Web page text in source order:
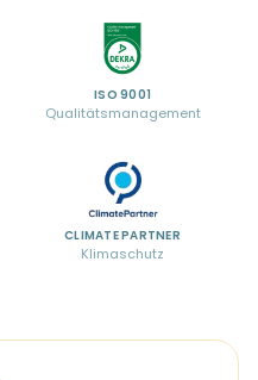
ISO 9001
Qualitätsmanagement
CLIMATE PARTNER
Klimaschutz